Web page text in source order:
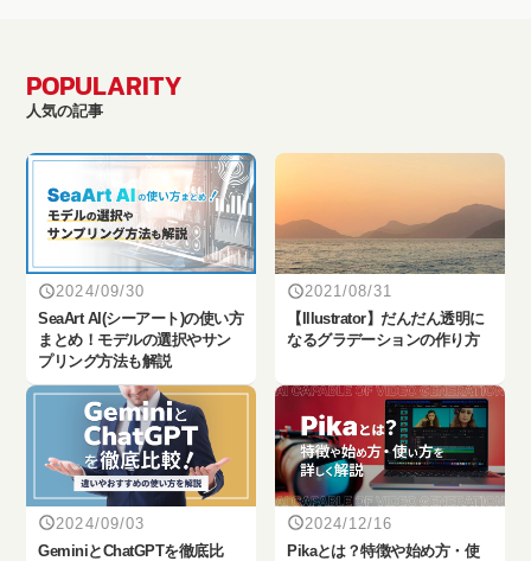
POPULARITY
人気の記事
2024/09/30
SeaArt AI(シーアート)の使い方
まとめ！モデルの選択やサン
プリング方法も解説
2021/08/31
【Illustrator】だんだん透明に
なるグラデーションの作り方
2024/09/03
‎GeminiとChatGPTを徹底比
2024/12/16
Pikaとは？特徴や始め方・使